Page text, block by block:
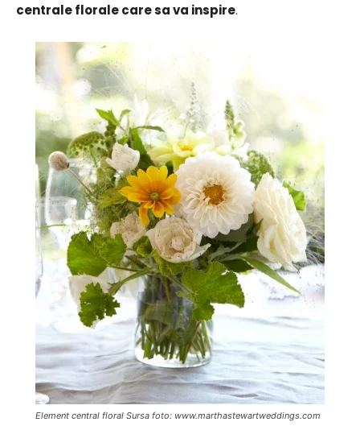
centrale florale care sa va inspire.
Element central floral Sursa foto: www.marthastewartweddings.com